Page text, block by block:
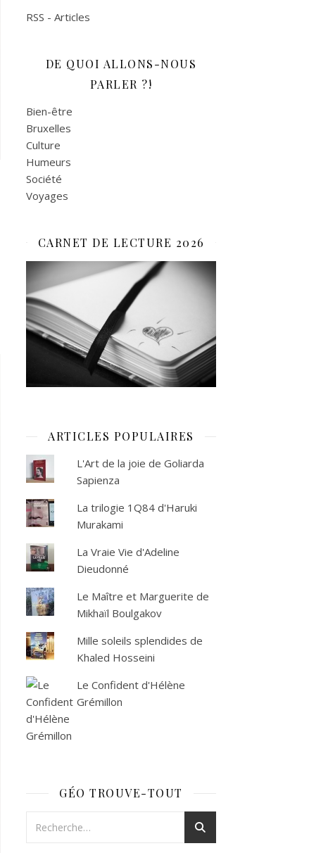
RSS - Articles
DE QUOI ALLONS-NOUS
PARLER ?!
Bien-être
Bruxelles
Culture
Humeurs
Société
Voyages
CARNET DE LECTURE 2026
ARTICLES POPULAIRES
L'Art de la joie de Goliarda
Sapienza
La trilogie 1Q84 d'Haruki
Murakami
La Vraie Vie d'Adeline
Dieudonné
Le Maître et Marguerite de
Mikhaïl Boulgakov
Mille soleils splendides de
Khaled Hosseini
Le Confident d'Hélène
Grémillon
GÉO TROUVE-TOUT